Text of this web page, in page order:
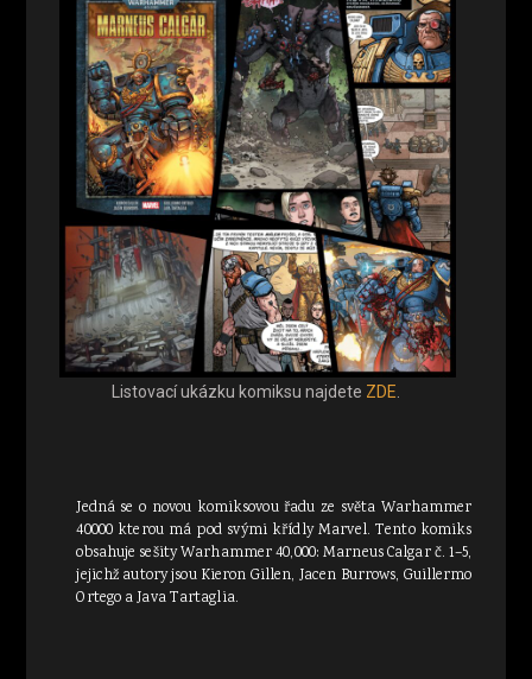
Listovací ukázku komiksu najdete ZDE.
Jedná se o novou komiksovou řadu ze světa Warhammer
40000 kterou má pod svými křídly Marvel. Tento komiks
obsahuje sešity Warhammer 40,000: Marneus Calgar č. 1–5,
jejichž autory jsou Kieron Gillen, Jacen Burrows, Guillermo
Ortego a Java Tartaglia.